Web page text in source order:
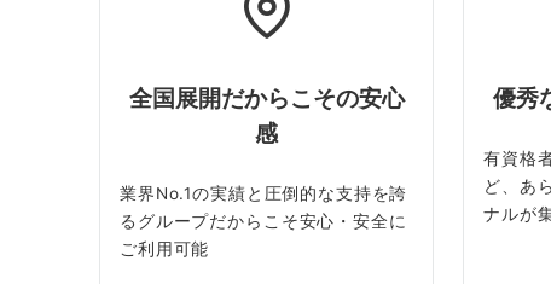
全国展開だからこその安心
感
業界No.1の実績と圧倒的な支持を誇
るグループだからこそ安心・安全に
ご利用可能
優秀
有資格
ど、あ
ナルが